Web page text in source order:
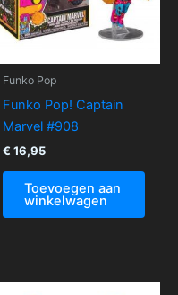
Funko Pop
Funko Pop! Captain
Marvel #908
€ 16,95
Toevoegen aan
winkelwagen